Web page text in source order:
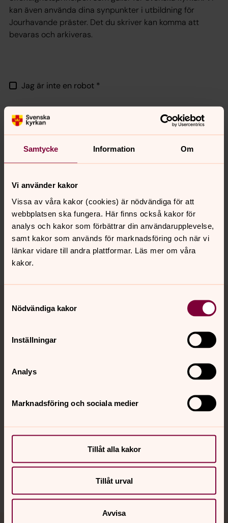
Samtycke Information Om
Vi använder kakor
Vissa av våra kakor (cookies) är nödvändiga för att
webbplatsen ska fungera. Här finns också kakor för
analys och kakor som förbättrar din användarupplevelse,
samt kakor som används för marknadsföring och när vi
länkar vidare till andra plattformar. Läs mer om våra
kakor.
Nödvändiga kakor
Inställningar
Analys
Marknadsföring och sociala medier
Tillåt alla kakor
Tillåt urval
Avvisa
kan även använda dina synpunkter i utbildning för
Jourhavande präster. Det du skriver kan komma att
bevaras och arkiveras.
Jag är inte en robot *
Skicka synpunkt
Synpunkter eller frågor på sidans
innehåll?
kyrkokansliet.felanmalanjourhavandeprast@svenska
kyrkan.se
Dela
Kontakt
Kalender